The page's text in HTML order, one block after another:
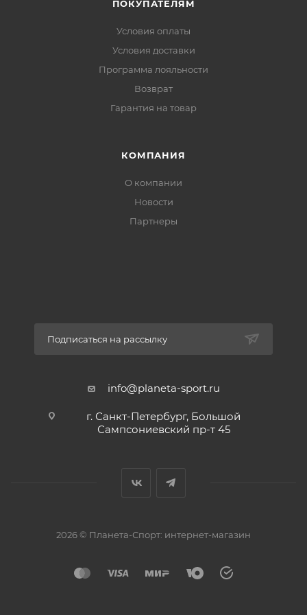
ПОКУПАТЕЛЯМ
Условия оплаты
Условия доставки
Программа лояльности
Возврат
Гарантия на товар
КОМПАНИЯ
О компании
Новости
Партнеры
Подписаться на рассылку
info@planeta-sport.ru
г. Санкт-Петербург, Большой
Сампсониевский пр-т 45
2026 © Планета-Спорт: интернет-магазин